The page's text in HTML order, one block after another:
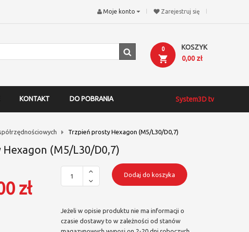
Zarejestruj się
Moje konto
KOSZYK
0
0,00 zł
KONTAKT DO POBRANIA System3D tv
Trzpień prosty Hexagon (M5/L30/D0,7)
(M5/L30/D0,7)
zł
Dodaj do koszyka
Jeżeli w opisie produktu nie ma informacji o
czasie dostawy to w zależności od stanów